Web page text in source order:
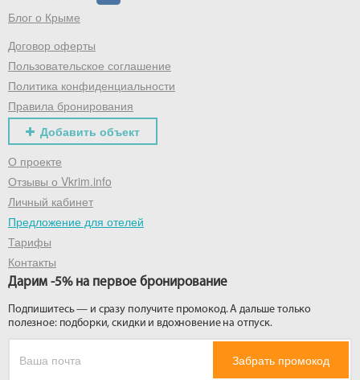
Блог о Крыме
Договор оферты
Пользовательское соглашение
Политика конфиденциальности
Правила бронирования
Добавить объект
О проекте
Отзывы о Vkrim.info
Личный кабинет
Предложение для отелей
Тарифы
Контакты
Дарим -5% на первое бронирование
Подпишитесь — и сразу получите промокод. А дальше только
полезное: подборки, скидки и вдохновение на отпуск.
Забрать промокод